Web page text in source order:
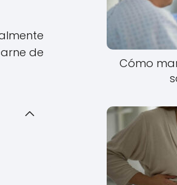
de
Cómo